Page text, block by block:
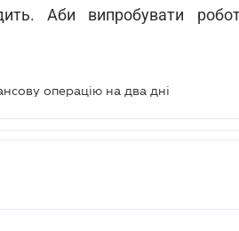
Аби випробувати
операцію на два дні